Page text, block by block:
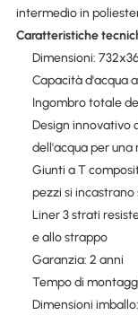
intermedio in
Caratteristiche
Dimensioni:
Capacità d'acqua
Ingombro totale
Design innovativo
dell'acqua per
Giunti a T
pezzi si
Liner 3 strati
e allo strappo
Garanzia: 2 anni
Tempo di
Dimensioni